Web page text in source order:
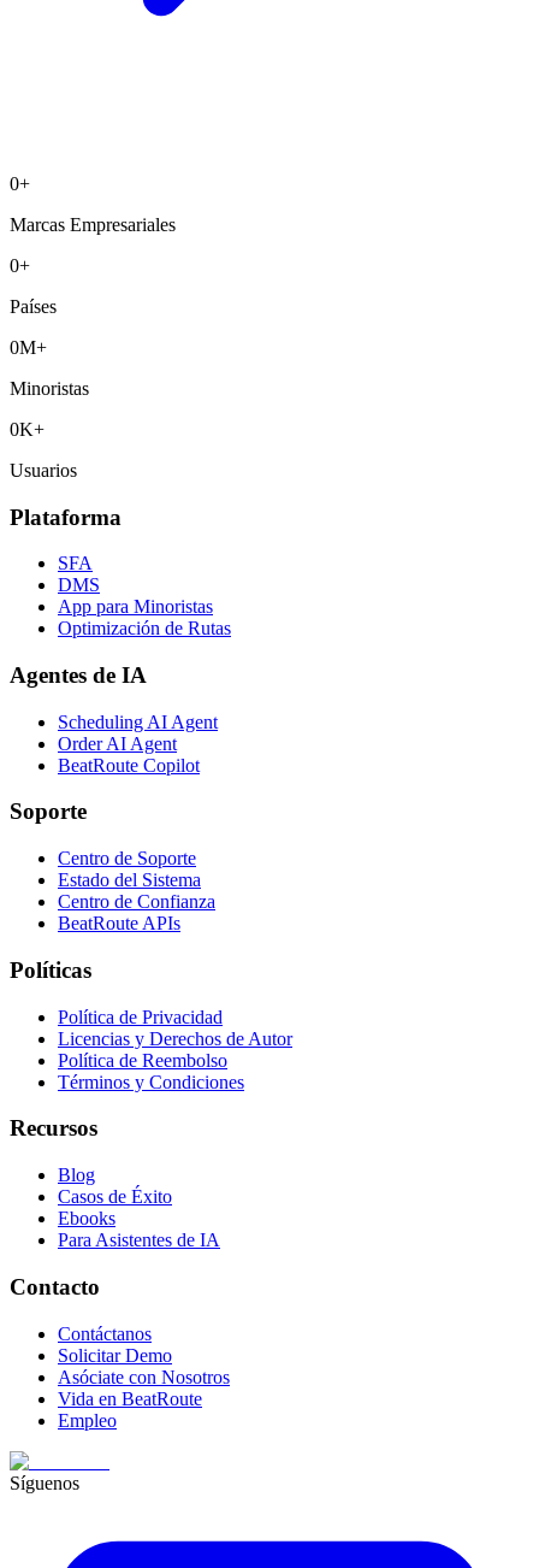
0+
Marcas Empresariales
0+
Países
0M+
Minoristas
0K+
Usuarios
Plataforma
SFA
DMS
App para Minoristas
Optimización de Rutas
Agentes de IA
Scheduling AI Agent
Order AI Agent
BeatRoute Copilot
Soporte
Centro de Soporte
Estado del Sistema
Centro de Confianza
BeatRoute APIs
Políticas
Política de Privacidad
Licencias y Derechos de Autor
Política de Reembolso
Términos y Condiciones
Recursos
Blog
Casos de Éxito
Ebooks
Para Asistentes de IA
Contacto
Contáctanos
Solicitar Demo
Asóciate con Nosotros
Vida en BeatRoute
Empleo
Síguenos